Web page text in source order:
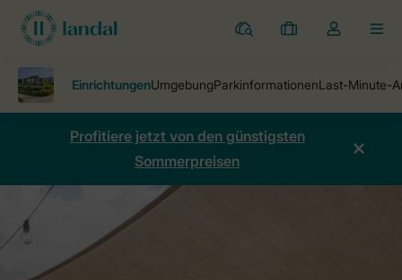
Ferienparks
Meine
Dropdown-
öffnen
Profitiere jetzt von den günstigsten
Sommerpreisen
Ferienpark Gulpen